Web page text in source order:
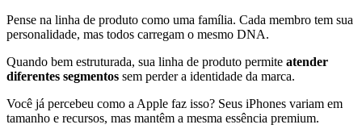
Pense na linha de produto como uma família. Cada membro tem sua
personalidade, mas todos carregam o mesmo DNA.
Quando bem estruturada, sua linha de produto permite atender
diferentes segmentos sem perder a identidade da marca.
Você já percebeu como a Apple faz isso? Seus iPhones variam em
tamanho e recursos, mas mantêm a mesma essência premium.